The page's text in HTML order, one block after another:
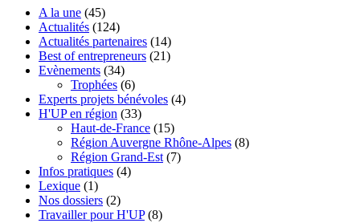
A la une (45)
Actualités (124)
Actualités partenaires (14)
Best of entrepreneurs (21)
Evènements (34)
Trophées (6)
Experts projets bénévoles (4)
H'UP en région (33)
Haut-de-France (15)
Région Auvergne Rhône-Alpes (8)
Région Grand-Est(7)
Infos pratiques (4)
Lexique (1)
Nos dossiers (2)
Travailler pour H'UP(8)